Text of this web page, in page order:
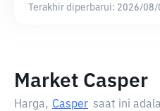
Terakhir diperbarui: 2026/08/
Market Casper
Harga, Casper saat ini